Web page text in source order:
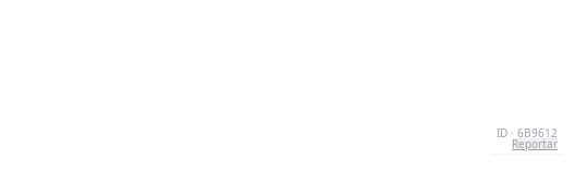
ID · 6B9612
Reportar